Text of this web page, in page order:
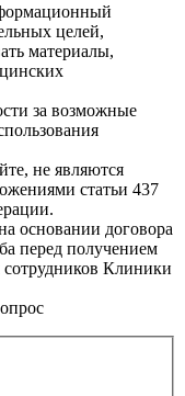
целей,
материалы,
за возможные
не являются
статьи 437
основании договора
перед получением
сотрудников Клиники